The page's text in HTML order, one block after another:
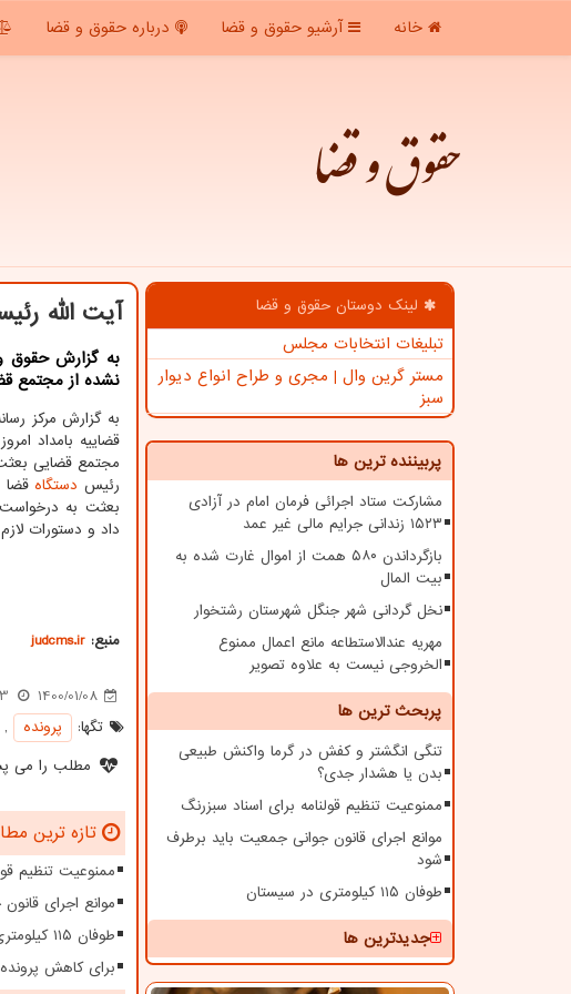
خانه آرشیو حقوق و قضا درباره حقوق و قضا
حقوق و قضا
لینک دوستان حقوق و قضا
تبلیغات انتخابات مجلس
مستر گرین وال | مجری و طراح انواع دیوار
سبز
پربیننده ترین ها
مشارکت ستاد اجرائی فرمان امام در آزادی
۱۵۲۳ زندانی جرایم مالی غیر عمد
بازگرداندن ۵۸۰ همت از اموال غارت شده به
بیت المال
نخل گردانی شهر جنگل شهرستان رشتخوار
مهریه عندالاستطاعه مانع اعمال ممنوع
الخروجی نیست به علاوه تصویر
پربحث ترین ها
تنگی انگشتر و کفش در گرما واکنش طبیعی
بدن یا هشدار جدی؟
ممنوعیت تنظیم قولنامه برای اسناد سبزرنگ
موانع اجرای قانون جوانی جمعیت باید برطرف
شود
طوفان ۱۱۵ کیلومتری در سیستان
جدیدترین ها
آیت الله
به گزارش حقوق
نشده از مجتمع
به گزارش مرکز
مجتمع قضایی
رئیس دستگاه قضا
بعثت به
داد و دستورات
منبع: judcms.ir
1400/01/08
تگها:
پرونده ,
مطلب را می
تازه ترین
ممنوعیت تنظیم
موانع اجرای
طوفان ۱۱۵ کیلومتری در سیستان
برای کاهش